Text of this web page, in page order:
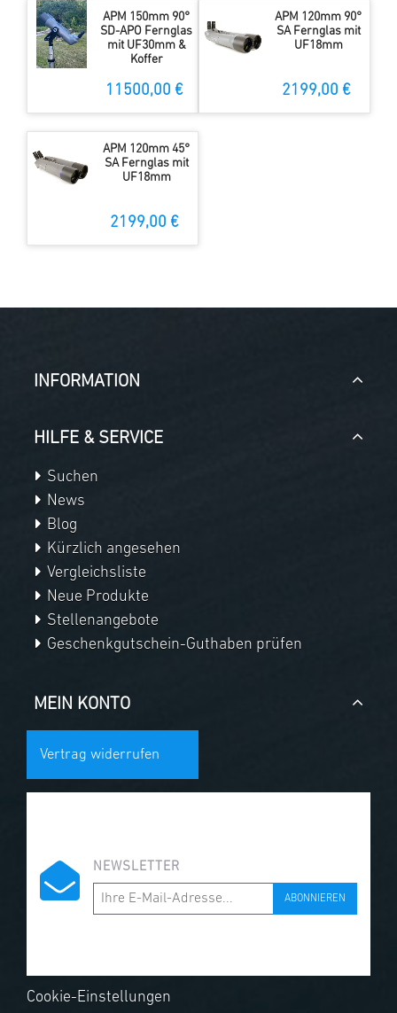
APM 150mm 90°
SD-APO Fernglas
mit UF30mm &
Koffer
11500,00 €
APM 120mm 90°
SA Fernglas mit
UF18mm
2199,00 €
APM 120mm 45°
SA Fernglas mit
UF18mm
2199,00 €
INFORMATION
HILFE & SERVICE
Suchen
News
Blog
Kürzlich angesehen
Vergleichsliste
Neue Produkte
Stellenangebote
Geschenkgutschein-Guthaben prüfen
MEIN KONTO
Vertrag widerrufen
NEWSLETTER
ABONNIEREN
Cookie-Einstellungen